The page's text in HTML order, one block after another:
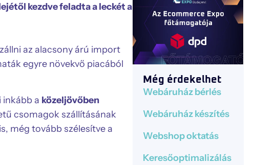
kezdve feladta a leckét a
az alacsony árú import
egyre növekvő piacából
a közeljövőben
csomagok szállításának
még tovább szélesítve a
Még érdekelhet
Webáruház bérlés
Webáruház készítés
Webshop oktatás
Keresőoptimalizálás